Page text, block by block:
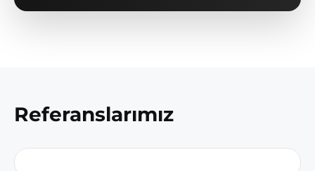
Referanslarımız